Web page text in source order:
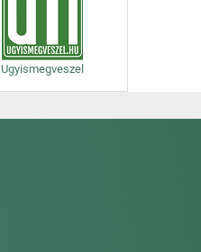
Ugyismegveszel